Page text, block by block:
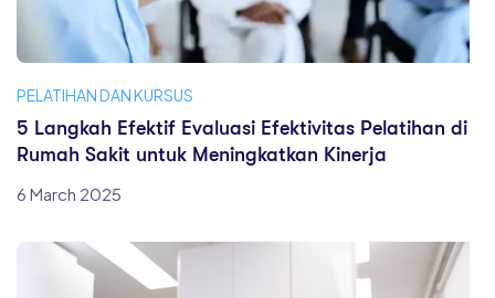
PELATIHAN DAN KURSUS
5 Langkah Efektif Evaluasi Efektivitas Pelatihan di
Rumah Sakit untuk Meningkatkan Kinerja
6 March 2025